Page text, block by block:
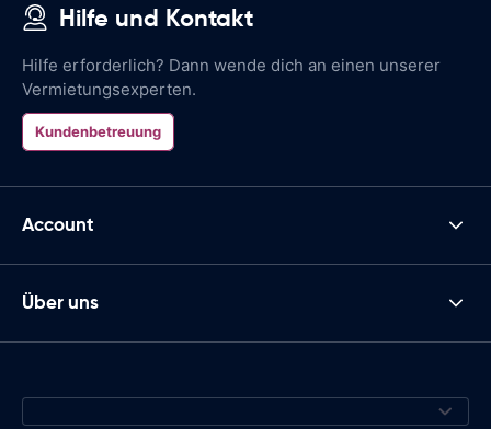
Hilfe und Kontakt
Hilfe erforderlich? Dann wende dich an einen unserer
Vermietungsexperten.
Kundenbetreuung
Account
Über uns